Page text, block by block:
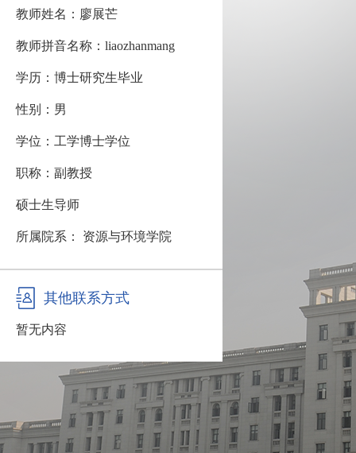
教师姓名：廖展芒
教师拼音名称：liaozhanmang
学历：博士研究生毕业
性别：男
学位：工学博士学位
职称：副教授
硕士生导师
所属院系： 资源与环境学院
其他联系方式
暂无内容